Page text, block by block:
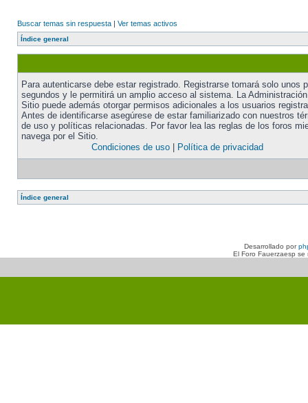
Buscar temas sin respuesta | Ver temas activos
Índice general
Para autenticarse debe estar registrado. Registrarse tomará solo unos
segundos y le permitirá un amplio acceso al sistema. La
Sitio puede además otorgar permisos adicionales a los usuarios
Antes de identificarse asegúrese de estar familiarizado con nuestros
de uso y políticas relacionadas. Por favor lea las reglas de los foros
navega por el Sitio.
Condiciones de uso| Política de privacidad
Índice general
Desarrollado por
El Foro Fauerzaesp